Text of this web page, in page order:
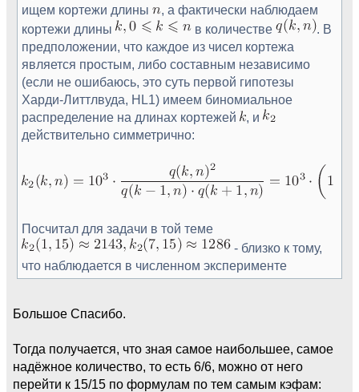
ищем кортежи длины
, а фактически наблюдаем
кортежи длины
в количестве
. В
предположении, что каждое из чисел кортежа
является простым, либо составным независимо
(если не ошибаюсь, это суть первой гипотезы
Харди-Литтлвуда, HL1) имеем биномиальное
распределение на длинах кортежей
, и
действительно симметрично:
Посчитал для задачи в той теме
- близко к тому,
что наблюдается в численном эксперименте
Большое Спасибо.
Тогда получается, что зная самое наибольшее, самое
надёжное количество, то есть 6/6, можно от него
перейти к 15/15 по формулам по тем самым кэфам: